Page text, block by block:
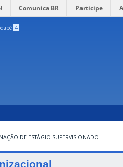
Comunica BR Participe
4
DE ESTÁGIO SUPERVISIONADO